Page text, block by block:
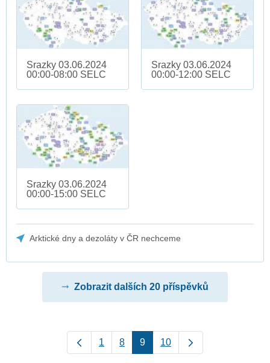
Srazky 03.06.2024
00:00-08:00 SELC
Srazky 03.06.2024
00:00-12:00 SELC
Srazky 03.06.2024
00:00-15:00 SELC
Arktické dny a dezoláty v ČR nechceme
Zobrazit dalších 20 příspěvků
1 8 9 10